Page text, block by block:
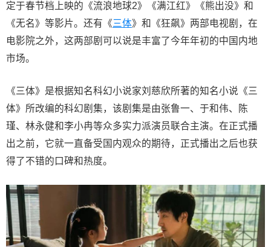
定于春节档上映的《流浪地球2》《满江红》《熊出没》和
《无名》等影片。还有《三体》和《狂飙》两部电视剧，在
电影院之外，这两部剧可以说是丰富了今年年初的中国内地
市场。
《三体》是根据知名科幻小说家刘慈欣所著的知名小说《三
体》所改编的科幻剧集，该剧集是由张鲁一、于和伟、陈
瑾、林永健和李小冉等众多实力派演员联合主演。在正式播
出之前，它就一直备受国内观众的期待，正式播出之后也获
得了不错的口碑和热度。